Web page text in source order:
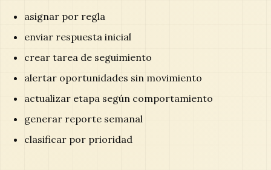
asignar por regla
enviar respuesta inicial
crear tarea de seguimiento
alertar oportunidades sin movimiento
actualizar etapa según comportamiento
generar reporte semanal
clasificar por prioridad